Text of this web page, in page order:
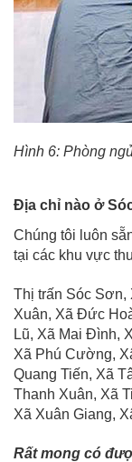
Hình 6: Phòng
Địa chỉ nào ở
Chúng tôi luôn
tại các khu vực
Thị trấn Sóc Sơn,
Xuân, Xã Đức
Lũ, Xã Mai Đình,
Xã Phú Cường,
Quang Tiến, Xã
Thanh Xuân, Xã
Xã Xuân Giang,
Rất mong có